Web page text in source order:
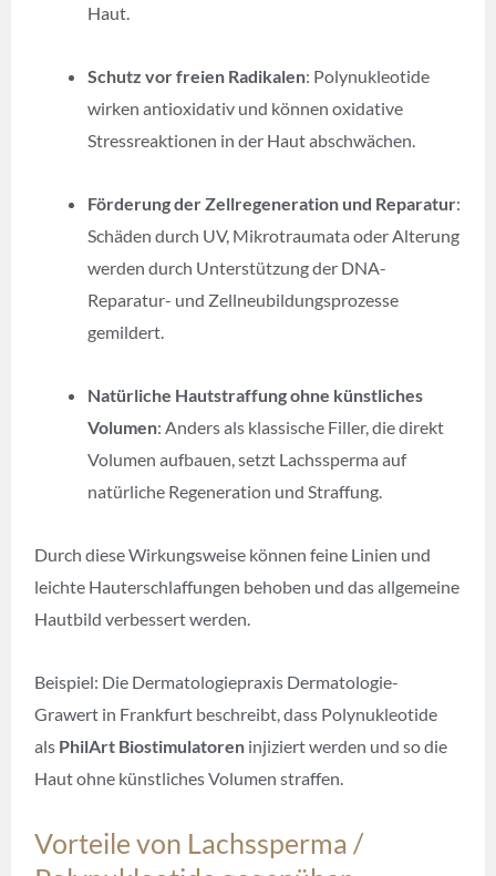
Haut.
Schutz vor freien Radikalen: Polynukleotide
wirken antioxidativ und können oxidative
Stressreaktionen in der Haut abschwächen.
Förderung der Zellregeneration und Reparatur:
Schäden durch UV, Mikrotraumata oder Alterung
werden durch Unterstützung der DNA-
Reparatur- und Zellneubildungsprozesse
gemildert.
Natürliche Hautstraffung ohne künstliches
Volumen: Anders als klassische Filler, die direkt
Volumen aufbauen, setzt Lachssperma auf
natürliche Regeneration und Straffung.
Durch diese Wirkungsweise können feine Linien und
leichte Hauterschlaffungen behoben und das allgemeine
Hautbild verbessert werden.
Beispiel: Die Dermatologiepraxis Dermatologie-
Grawert in Frankfurt beschreibt, dass Polynukleotide
als PhilArt Biostimulatoren injiziert werden und so die
Haut ohne künstliches Volumen straffen.
Vorteile von Lachssperma /